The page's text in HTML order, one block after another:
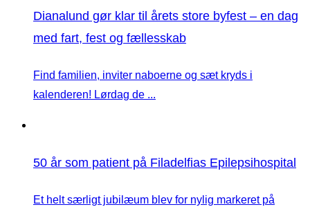
Dianalund gør klar til årets store byfest – en dag
med fart, fest og fællesskab
Find familien, inviter naboerne og sæt kryds i
kalenderen! Lørdag de ...
50 år som patient på Filadelfias Epilepsihospital
Et helt særligt jubilæum blev for nylig markeret på